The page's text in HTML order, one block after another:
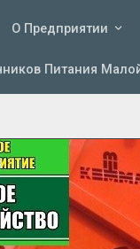
О Предприятии
Питания